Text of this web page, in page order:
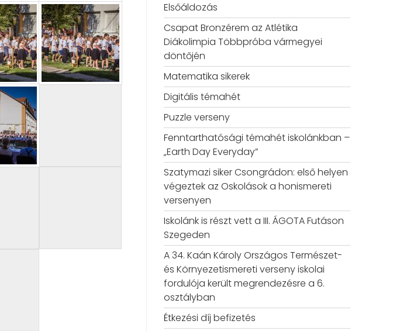
Elsőáldozás
Csapat Bronzérem az Atlétika
Diákolimpia Többpróba vármegyei
döntőjén
Matematika sikerek
Digitális témahét
Puzzle verseny
Fenntarthatósági témahét iskolánkban –
„Earth Day Everyday”
Szatymazi siker Csongrádon: első helyen
végeztek az Oskolások a honismereti
versenyen
Iskolánk is részt vett a III. ÁGOTA Futáson
Szegeden
A 34. Kaán Károly Országos Természet-
és Környezetismereti verseny iskolai
fordulója került megrendezésre a 6.
osztályban
Étkezési díj befizetés